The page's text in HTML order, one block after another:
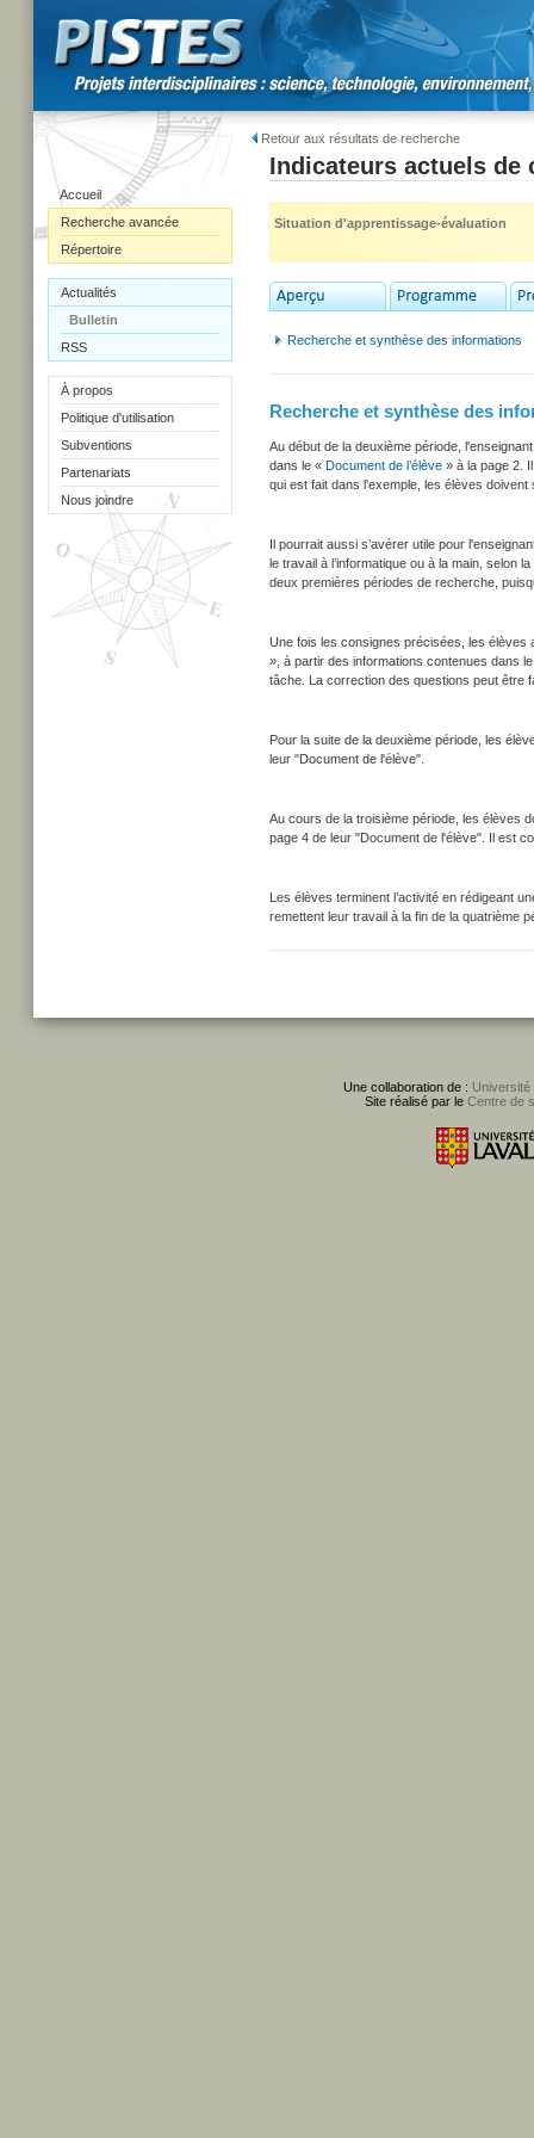
Accueil
Recherche avancée
Répertoire
Actualités
Bulletin
RSS
À propos
Politique d'utilisation
Subventions
Partenariats
Nous joindre
Retour aux résultats de recherche
Indicateurs actuels de
Situation d'apprentissage-évaluation
Recherche et synthèse des informations
Recherche et synthèse des
Au début de la deuxième période,
dans le « Document de l’élève » à la page 2.
qui est fait dans l'exemple, les élèves
Il pourrait aussi s’avérer utile pour
le travail à l’informatique ou à la main, selon
deux premières périodes de recherche,
Une fois les consignes précisées, les élèves
», à partir des informations contenues dans
tâche. La correction des questions peut être
Pour la suite de la deuxième période, les
leur "Document de l'élève".
Au cours de la troisième période, les élèves
page 4 de leur "Document de l'élève". Il est
Les élèves terminent l’activité en rédigeant
remettent leur travail à la fin de la quatrième
Une collaboration de : Université
Site réalisé par le Centre de